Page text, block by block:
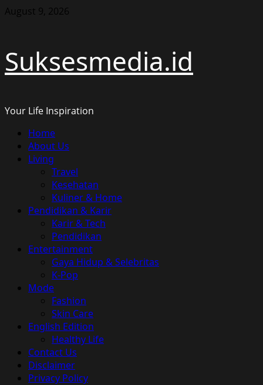
Skip
August 9, 2026
Suksesmedia.id
Your Life Inspiration
Primary
Menu
Home
About Us
Living
Travel
Kesehatan
Kuliner & Home
Pendidikan & Karir
Karir & Tech
Pendidikan
Entertainment
Gaya Hidup & Selebritas
K-Pop
Mode
Fashion
Skin Care
English Edition
Healthy Life
Contact Us
Disclaimer
Privacy Policy